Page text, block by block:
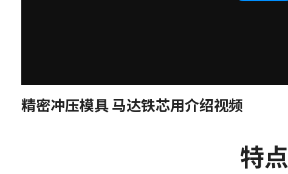
精密冲压模具 马达铁芯用介绍视频
特点